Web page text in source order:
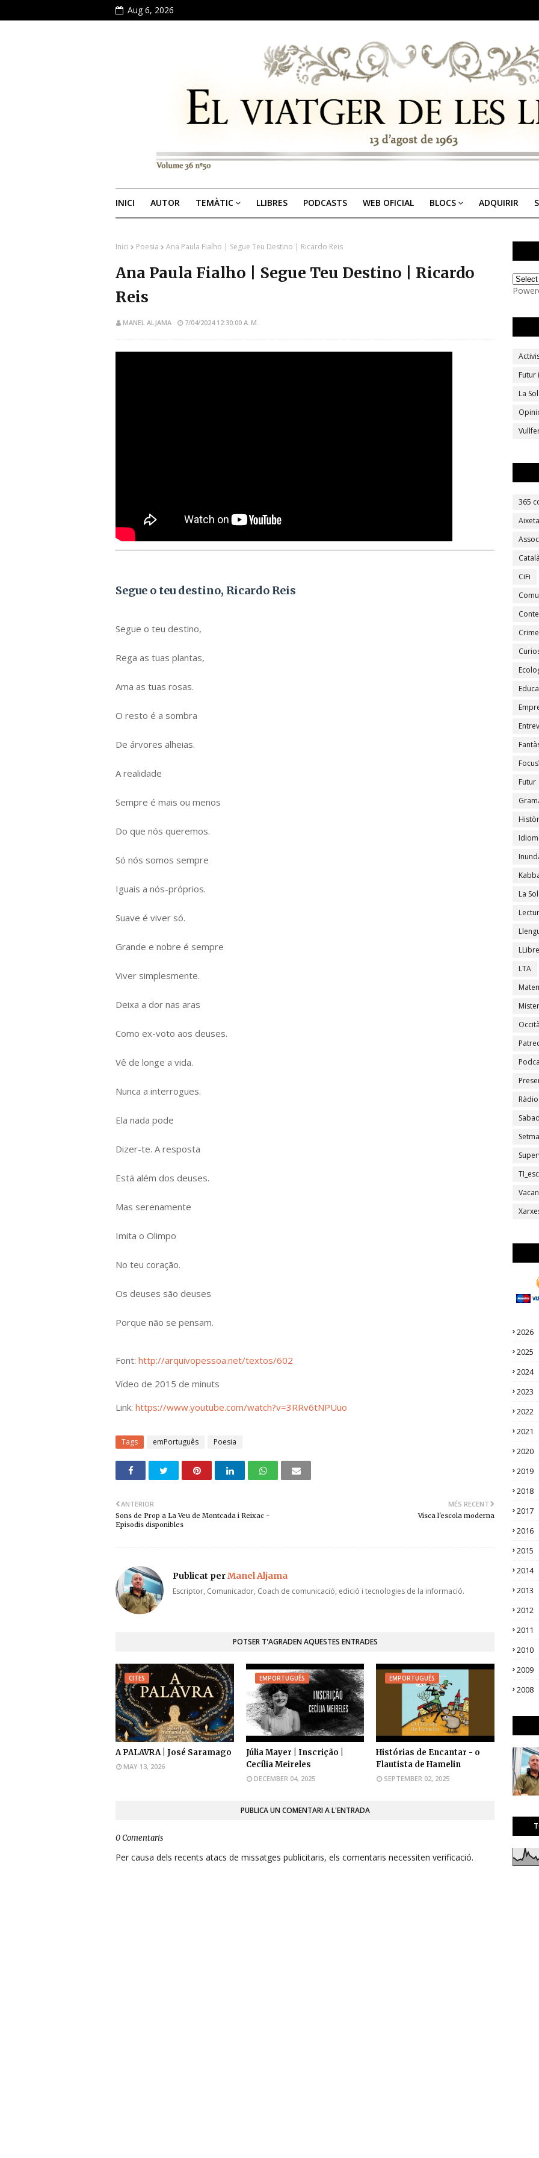
Aug 6, 2026
INICI AUTOR TEMÀTIC LLIBRES PODCASTS WEB OFICIAL BLOCS ADQUIRIR
Inici Poesia Ana Paula Fialho | Segue Teu Destino | Ricardo Reis
Ana Paula Fialho | Segue Teu Destino | Ricardo
Reis
MANEL ALJAMA 7/04/2024 12:30:00 A. M.
Segue o teu destino, Ricardo Reis
Segue o teu destino,
Rega as tuas plantas,
Ama as tuas rosas.
O resto é a sombra
De árvores alheias.
A realidade
Sempre é mais ou menos
Do que nós queremos.
Só nós somos sempre
Iguais a nós-próprios.
Suave é viver só.
Grande e nobre é sempre
Viver simplesmente.
Deixa a dor nas aras
Como ex-voto aos deuses.
Vê de longe a vida.
Nunca a interrogues.
Ela nada pode
Dizer-te. A resposta
Está além dos deuses.
Mas serenamente
Imita o Olimpo
No teu coração.
Os deuses são deuses
Porque não se pensam.
Font: http://arquivopessoa.net/textos/602
Vídeo de 2015 de minuts
Link: https://www.youtube.com/watch?v=3RRv6tNPUuo
Tags emPortuguês Poesia
MÉS RECENT
Visca l'escola moderna
ANTERIOR
Sons de Prop a La Veu de Montcada i Reixac -
Episodis disponibles
Publicat perManel Aljama
Escriptor, Comunicador, Coach de comunicació, edició i tecnologies de la informació.
POTSER T'AGRADEN AQUESTES ENTRADES
CITES
A PALAVRA | José Saramago
MAY 13, 2026
EMPORTUGUÊS
Júlia Mayer | Inscrição |
Cecília Meireles
DECEMBER 04, 2025
EMPORTUGUÊS
Histórias de Encantar - o
Flautista de Hamelin
SEPTEMBER 02, 2025
PUBLICA UN COMENTARI A L'ENTRADA
0 Comentaris
Per causa dels recents atacs de missatges publicitaris, els comentaris necessiten verificació.
Futur
La
365
Aixeta
Català
CiFi
Futur
La
LTA
Ràdio
2026
2025
2024
2023
2022
2021
2020
2019
2018
2017
2016
2015
2014
2013
2012
2011
2010
2009
2008